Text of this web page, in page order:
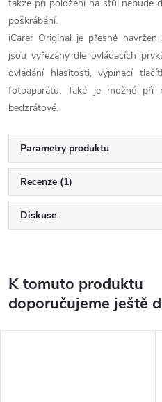
takže při položení na stůl nebude
poškrábání.
iCarer Original je přesně
jsou vyřezány dle ovládacích
ovládání hlasitosti, vypínací
fotoaparátu. Také je možné při
bedzrátové.
Parametry produktu
Recenze (1)
Diskuse
K tomuto produktu
doporučujeme ještě